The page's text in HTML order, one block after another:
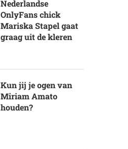
Nederlandse
OnlyFans chick
Mariska Stapel gaat
graag uit de kleren
Kun jij je ogen van
Miriam Amato
houden?